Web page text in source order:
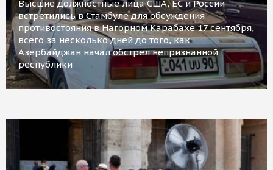
Высшие должностные лица США, ЕС и России
встретились в Стамбуле для обсуждения
противостояния в Нагорном Карабахе 17 сентября,
всего за несколько дней до того, как
Азербайджан начал обстрел непризнанной
республики